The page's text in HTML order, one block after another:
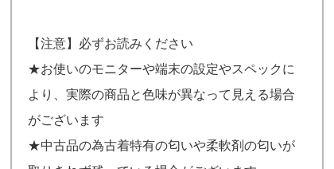
【注意】必ずお読みください
★お使いのモニターや端末の設定やスペックに
より、実際の商品と色味が異なって見える場合
がございます
★中古品の為古着特有の匂いや柔軟剤の匂いが